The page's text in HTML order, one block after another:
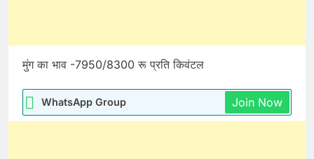
मुंग का भाव -7950/8300 रू प्रति किवंटल
WhatsApp Group Join Now